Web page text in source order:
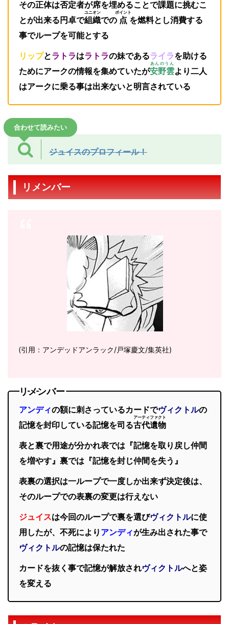
その正体は否定者が席を埋めることで課題に挑むこ
とが出来る円卓で組織
ユニオン
での 点
ポイント
を燃料とし消費する
事でループを可能とする
リップとラトラはラトラの妹であるライラを助ける
ためにアークの情報を集めていたが安野雲
あんのうん
より二人
はアークに乗る事は出来ないと明言されている
合わせて読みたい
ジュイスのプロフィール！
リメンバー
(引用：アンデッドアンラック/戸塚慶文/集英社)
リメンバー
アンディの額に刺さっているカードでヴィクトルの
記憶を封印している記憶を司る古代遺物
アーティファクト
表と裏で用途が分かれ表では『記憶を取り戻し仲間
を増やす』裏では『記憶を封じ仲間を失う』
表裏の選択は一ループで一度しか出来ず決定後は、
そのループでの表裏の変更は行えない
ジュイスは今回のループで裏を選びヴィクトルに使
用したが、不死により アンディが生み出された事で
ヴィクトルの記憶は保たれた
カードを抜く事で記憶が解放されヴィクトルへと姿
を変える